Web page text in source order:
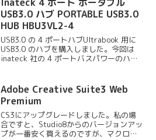
USB3.0 ハブ PORTABLE USB3.0
HUB HBU3VL2-4
USB3.0 の 4 ポートハブUltrabook 用に
USB3.0 のハブを購入しました。今回は
inateck 社の 4 ポートバスパワーのハブ
Adobe Creative Suite3 Web
Premium
CS3にアップグレードしました。私の場
合ですと、Studio8からのバージョンアッ
プが一番安く買えるのですが、マクロメ